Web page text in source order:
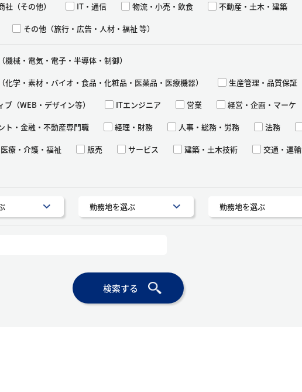
社（その他）
IT・通信 物流・小売・飲食
不動産・土木・建築
その他（旅行・広告・人材・福祉 等）
機械・電気・電子・半導体・制御）
化学・素材・バイオ・食品・化粧品・医薬品・医療機器）
生産管理・品質保証
ブ（WEB・デザイン等）
ITエンジニア 営業
経営・企画・マーケ
ト・金融・不動産専門職
経理・財務 人事・総務・労務 法務
医療・介護・福祉 販売 サービス 建築・土木技術
交通・運輸